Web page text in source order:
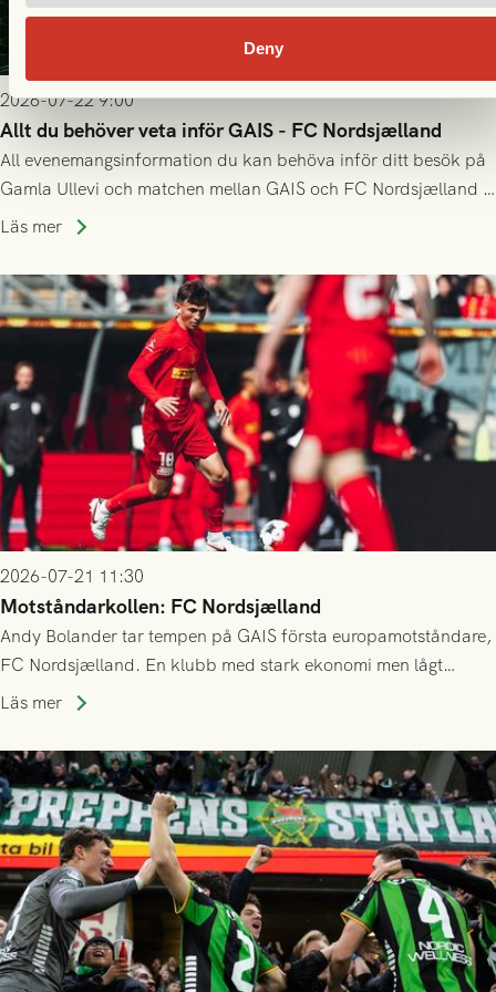
Deny
2026-07-22 9:00
Allt du behöver veta inför GAIS - FC Nordsjælland
All evenemangsinformation du kan behöva inför ditt besök på
Gamla Ullevi och matchen mellan GAIS och FC Nordsjælland i
kvalet till Conference League! Avspark kl 19.00 på torsdag
Läs mer
2026-07-21 11:30
Motståndarkollen: FC Nordsjælland
Andy Bolander tar tempen på GAIS första europamotståndare,
FC Nordsjælland. En klubb med stark ekonomi men lågt
publiksnitt, ett lag med både kollektiv styrka och individuell
Läs mer